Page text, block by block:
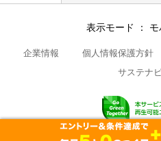
表示モード
企業情報 個人情報保護方針
サステナ